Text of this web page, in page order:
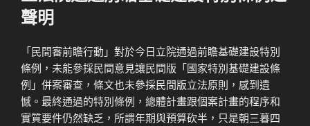
聲明
「民間審前瞻行動」對於今日立院通過前瞻基礎建設特別
條例，未能參採民間意見讓民間版「國家特別基礎建設條
例」併案審查，條文也未參採民間版立法原則，感到遺
憾。最終通過的特別條例，總體計畫跟個案計畫的程序和
實質要件仍然缺乏，所謂年期與預算砍半，只是朝三暮四